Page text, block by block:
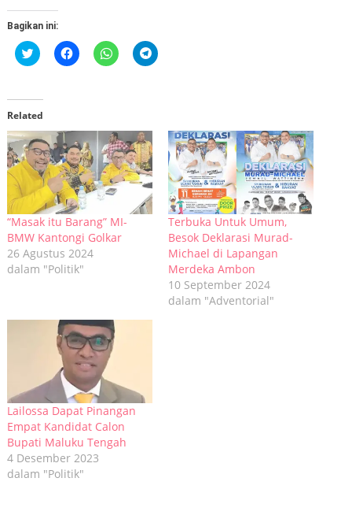
Bagikan ini:
Klik
untuk
di
jendela
yang
baru)
Klik
untuk
baru)
Klik
untuk
baru)
Klik
untuk
baru)
Related
“Masak itu Barang” MI-
BMW Kantongi Golkar
26 Agustus 2024
dalam "Politik"
Terbuka Untuk Umum,
Besok Deklarasi Murad-
Michael di Lapangan
Merdeka Ambon
10 September 2024
dalam "Adventorial"
Lailossa Dapat Pinangan
Empat Kandidat Calon
Bupati Maluku Tengah
4 Desember 2023
dalam "Politik"